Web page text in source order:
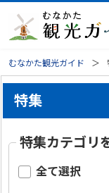
むなかた観光ガイド
特集
特集カテゴリ
全て選択